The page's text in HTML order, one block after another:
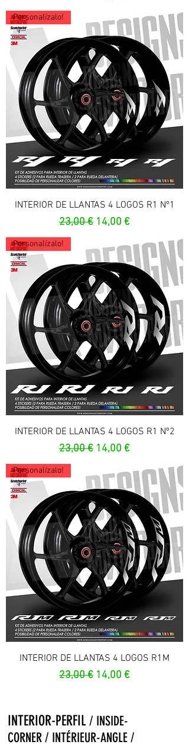
Personalízalo!
INTERIOR DE LLANTAS 4 LOGOS R1 Nº1
Prix original
23,00 € Prix promotionnel
14,00 €
Personalízalo!
INTERIOR DE LLANTAS 4 LOGOS R1 Nº2
Prix original
23,00 € Prix promotionnel
14,00 €
Personalízalo!
INTERIOR DE LLANTAS 4 LOGOS R1M
Prix original
23,00 € Prix promotionnel
14,00 €
INTERIOR-PERFIL / INSIDE-
CORNER / INTÉRIEUR-ANGLE /